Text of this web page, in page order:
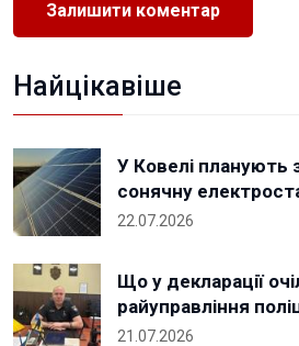
Найцікавіше
У Ковелі планують
сонячну
22.07.2026
Що у декларації
райуправління
21.07.2026